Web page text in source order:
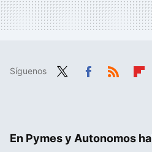
Síguenos
En Pymes y Autonomos